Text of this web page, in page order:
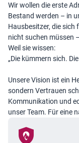
Wir wollen die erste
Bestand werden – in
Hausbesitzer, die sich
nicht suchen müssen
Weil sie wissen:
„Die kümmern sich.
Unsere Vision ist ein
sondern Vertrauen
Kommunikation und
unser Team. Für eine